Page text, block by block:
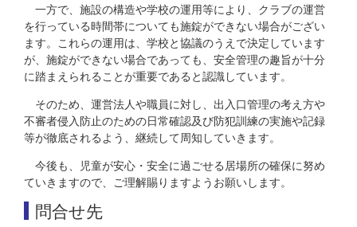
一方で、施設の構造や学校の運用等により、クラブの運営
を行っている時間帯についても施錠ができない場合がござい
ます。これらの運用は、学校と協議のうえで決定しています
が、施錠ができない場合であっても、安全管理の趣旨が十分
に踏まえられることが重要であると認識しています。
そのため、運営法人や職員に対し、出入口管理の考え方や
不審者侵入防止のための日常確認及び防犯訓練の実施や記録
等が徹底されるよう、継続して周知していきます。
今後も、児童が安心・安全に過ごせる居場所の確保に努め
ていきますので、ご理解賜りますようお願いします。
問合せ先